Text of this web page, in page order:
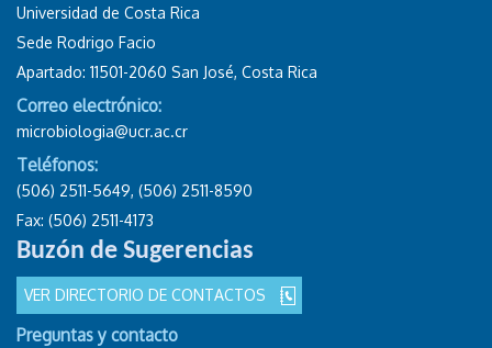
Universidad de Costa Rica
Sede Rodrigo Facio
Apartado: 11501-2060 San José, Costa Rica
Correo electrónico:
microbiologia@ucr.ac.cr
Teléfonos:
(506) 2511-5649, (506) 2511-8590
Fax: (506) 2511-4173
Buzón de Sugerencias
VER DIRECTORIO DE CONTACTOS
Preguntas y contacto